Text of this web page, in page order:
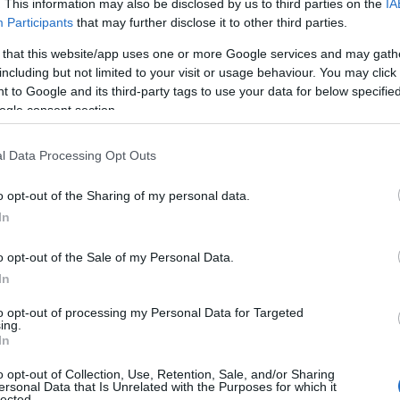
This information may also be disclosed by us to third parties on the
Participants that may further disclose it to other third parties.
that this website/app uses one or more Google services and may
but not limited to your visit or usage behaviour. You may
to Google and its third-party tags to use your data for below
consent section.
Data Processing Opt Outs
opt-out of the Sharing of my personal data.
opt-out of the Sale of my Personal Data.
opt-out of processing my Personal Data for Targeted
opt-out of Collection, Use, Retention, Sale, and/or Sharing
Data that Is Unrelated with the Purposes for which it
υποστήριξη, απομακρυσμένη επιτήρηση, ετήσιος έλεγχος,
τη ΔΕΗ για όλη τη διάρκεια της 10ετούς σύμβασης, χωρίς
προσθήκης συστήματος αποθήκευσης ενέργειας για
τις επιχειρήσεις
εξόδων αποτελεί κρίσιμο παράγοντα ανταγωνιστικότητας.